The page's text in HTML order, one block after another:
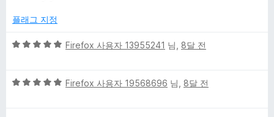
점
점
5
플래그 지정
5
점
Firefox 사용자 13955241 님, 8달 전
5
Firefox 사용자 19568696 님, 8달 전